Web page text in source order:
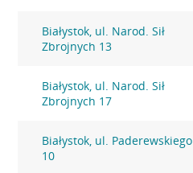
Białystok, ul. Narod. Sił
Zbrojnych 13
Białystok, ul. Narod. Sił
Zbrojnych 17
Białystok, ul. Paderewskiego
10